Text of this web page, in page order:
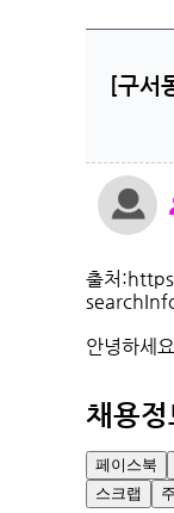
[구서
출처
안녕하세
채용정
페이스북
스크랩